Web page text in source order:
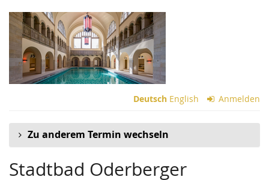
Zum
Haupt-
Inhalt
springen
Deutsch English Anmelden
Zu anderem Termin wechseln
Stadtbad Oderberger